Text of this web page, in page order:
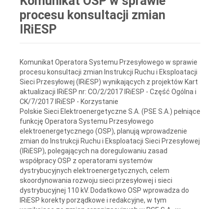
procesu konsultacji zmian
IRiESP
Komunikat Operatora Systemu Przesyłowego w sprawie
procesu konsultacji zmian Instrukcji Ruchu i Eksploatacji
Sieci Przesyłowej (IRiESP) wynikających z projektów Kart
aktualizacji IRiESP nr: CO/2/2017 IRiESP - Część Ogólna i
CK/7/2017 IRiESP - Korzystanie
Polskie Sieci Elektroenergetyczne S.A. (PSE S.A.) pełniące
funkcję Operatora Systemu Przesyłowego
elektroenergetycznego (OSP), planują wprowadzenie
zmian do Instrukcji Ruchu i Eksploatacji Sieci Przesyłowej
(IRiESP), polegających na doregulowaniu zasad
współpracy OSP z operatorami systemów
dystrybucyjnych elektroenergetycznych, celem
skoordynowania rozwoju sieci przesyłowej i sieci
dystrybucyjnej 110 kV. Dodatkowo OSP wprowadza do
IRiESP korekty porządkowe i redakcyjne, w tym